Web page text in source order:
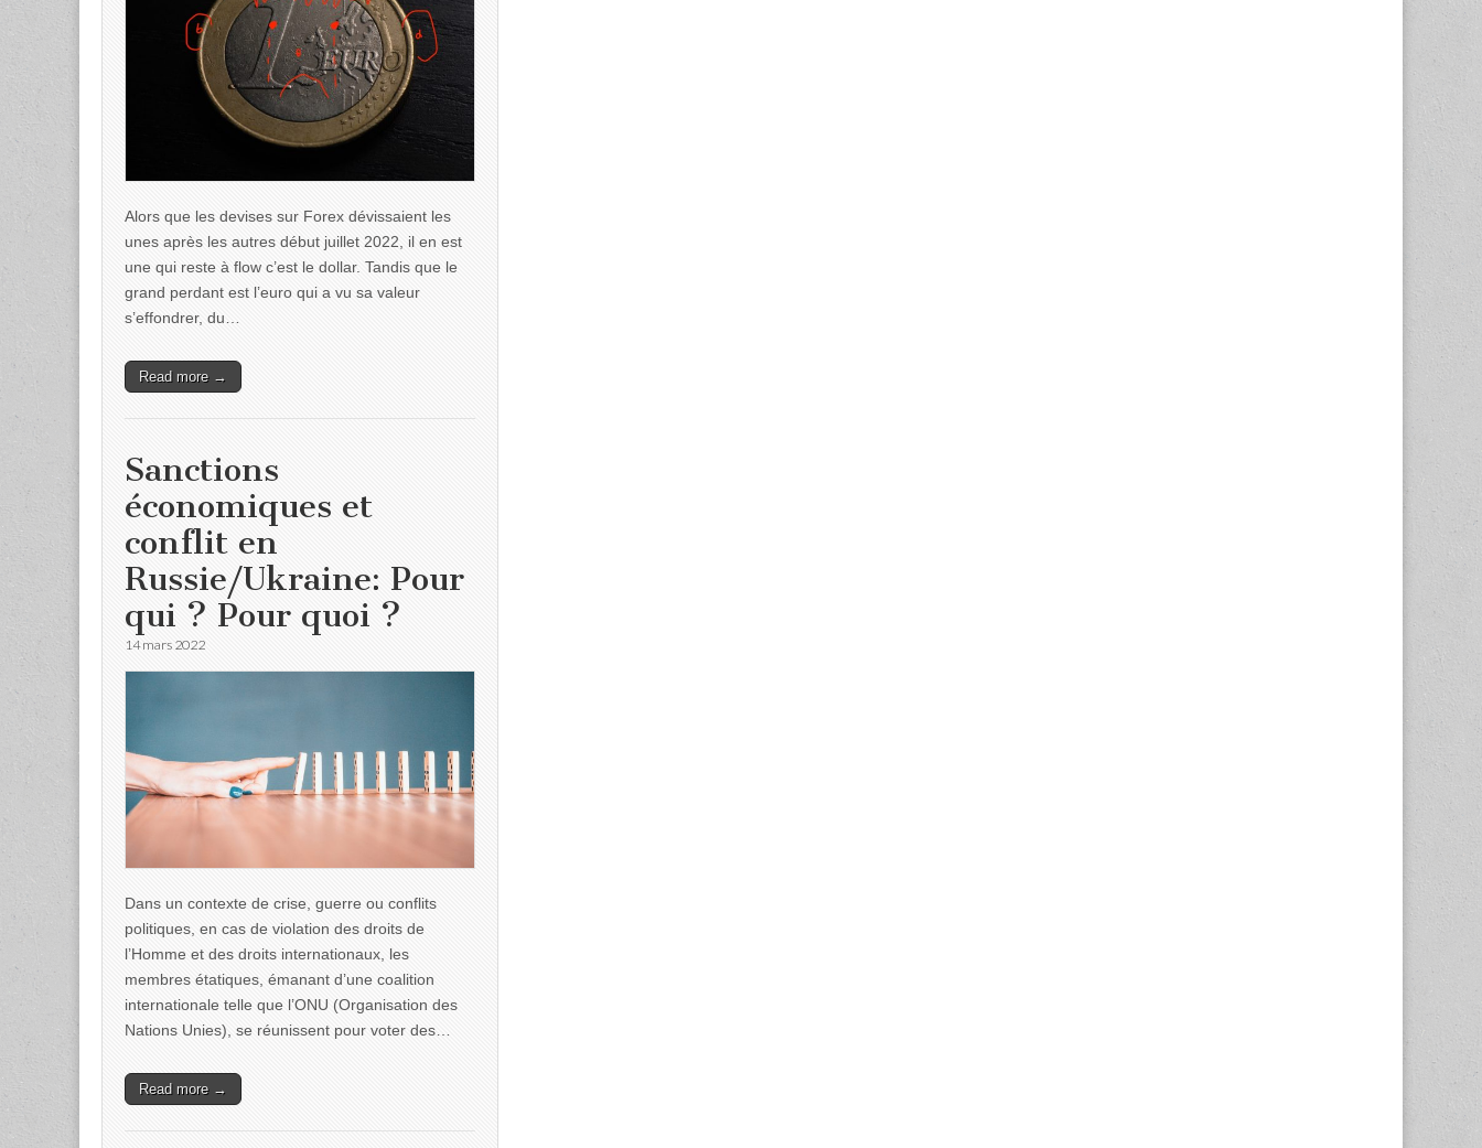
Alors que les devises sur Forex dévissaient les
unes après les autres début juillet 2022, il en est
une qui reste à flow c’est le dollar. Tandis que le
grand perdant est l’euro qui a vu sa valeur
s’effondrer, du…
Read more →
Sanctions
économiques et
conflit en
Russie/Ukraine: Pour
qui ? Pour quoi ?
14 mars 2022
Dans un contexte de crise, guerre ou conflits
politiques, en cas de violation des droits de
l’Homme et des droits internationaux, les
membres étatiques, émanant d’une coalition
internationale telle que l’ONU (Organisation des
Nations Unies), se réunissent pour voter des…
Read more →